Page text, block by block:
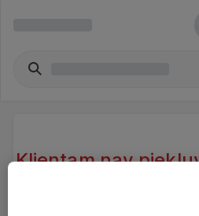
Klientam nav